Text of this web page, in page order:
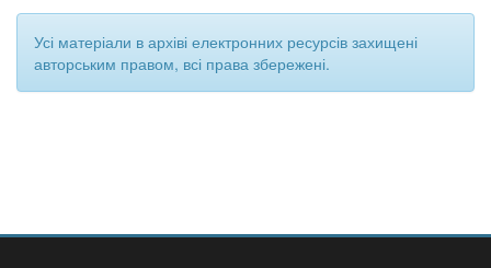
Усі матеріали в архіві електронних ресурсів захищені
авторським правом, всі права збережені.